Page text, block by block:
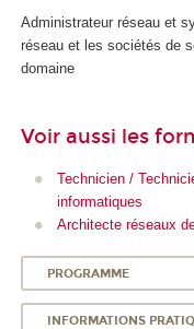
Administrateur réseau et
réseau et les sociétés de
domaine
Voir aussi les
Technicien /
informatiques
Architecte réseaux
PROGRAMME
INFORMATIONS